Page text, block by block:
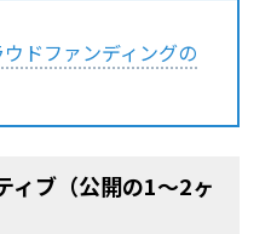
ウドファンディングの
ィブ（公開の1〜2ヶ